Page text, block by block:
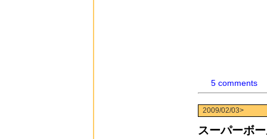
5 comments
2009/02/03>
スーパーボ